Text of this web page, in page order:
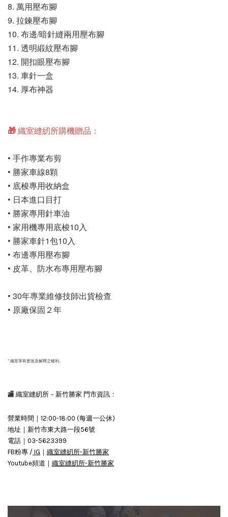
8. 萬用壓布腳
9. 拉鍊壓布腳
10. 布邊/暗針縫兩用壓布腳
11. 透明緞紋壓布腳
12. 開扣眼壓布腳
13. 車針一盒
14. 厚布神器
🎁 織室縫紉所購機贈品：
• 手作專業布剪
• 勝家車線8顆
• 底梭專用收納盒
• 日本進口目打
• 勝家專用針車油
• 家用機專用底梭10入
• 勝家車針1包10入
• 布邊專用壓布腳
• 皮革、防水布專用壓布腳
• 30年專業維修技師出貨檢查
• 原廠保固２年
* 織室享有更改及解釋之權利。
🏬 織室縫紉所－新竹勝家 門市資訊：
營業時間｜12:00-18:00 (每週一公休)
地址｜新竹市東大路一段56號
電話｜03-5623399
FB粉專 / IG ｜ 織室縫紉所-新竹勝家
Youtube頻道｜ 織室縫紉所-新竹勝家